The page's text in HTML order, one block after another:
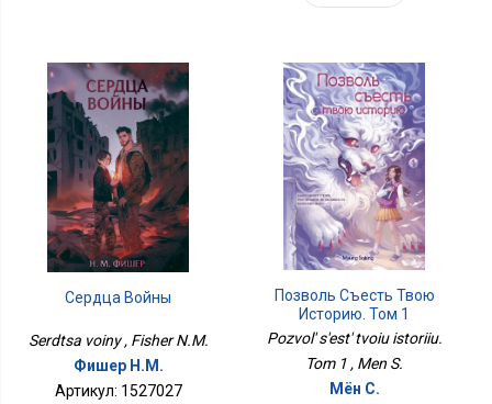
Сердца Войны
Serdtsa voiny , Fisher N.M.
Фишер Н.М.
Артикул: 1527027
Позволь Съесть Твою
Историю. Том 1
Pozvol' s'est' tvoiu istoriiu.
Tom 1 , Men S.
Мён С.